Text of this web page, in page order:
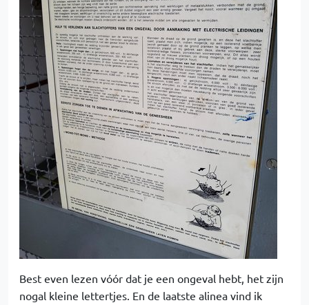
Best even lezen vóór dat je een ongeval hebt, het zijn
nogal kleine lettertjes. En de laatste alinea vind ik